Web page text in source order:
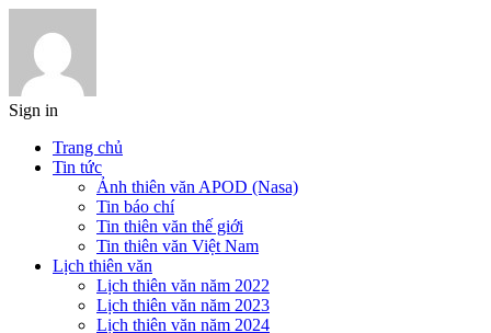
Sign in
Trang chủ
Tin tức
Ảnh thiên văn APOD (Nasa)
Tin báo chí
Tin thiên văn thế giới
Tin thiên văn Việt Nam
Lịch thiên văn
Lịch thiên văn năm 2022
Lịch thiên văn năm 2023
Lịch thiên văn năm 2024